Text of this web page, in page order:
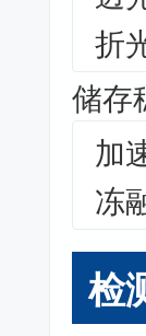
折
储存
加
冻
检